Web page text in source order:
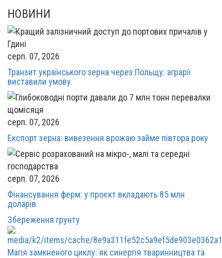
НОВИНИ
серп. 07, 2026
Транзит українського зерна через Польщу: аграрії
виставили умову
серп. 07, 2026
Експорт зерна: вивезення врожаю займе півтора року
серп. 07, 2026
Фінансування ферм: у проєкт вкладають 85 млн
доларів
Збереження грунту
Магія замкненого циклу: як синергія тваринництва та